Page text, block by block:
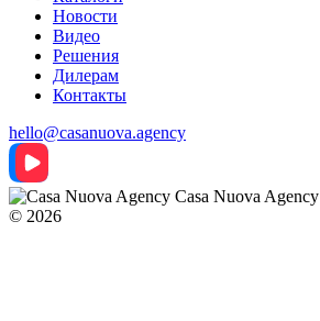
Новости
Видео
Решения
Дилерам
Контакты
hello@casanuova.agency
Casa Nuova Agency
© 2026